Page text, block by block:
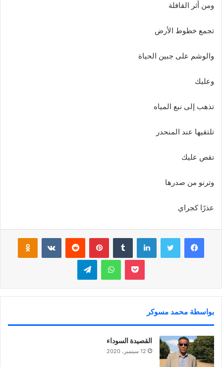
ومن أثر القافلة
تجمع خطوط الأرض
والوشم على جبين الحياة
وعليك
تذهب إلى نبع المياه
تلتقيها عند المنحدر
تقص عليك
وترنو من صدرها
عذرًا كجراي
فيسبوك لينكدإن بينتيريست
بوكيت واتساب تيلقرام
بواسطة محمد مسوكر
القصيدة السوداء
12 سبتمبر، 2020